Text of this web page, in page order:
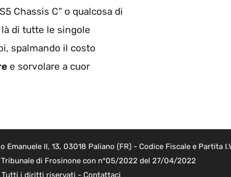
Chassis C” o qualcosa di
di tutte le singole
spalmando il costo
e sorvolare a cuor
II, 13, 03018 Paliano (FR) - Codice Fiscale e Partita
di Frosinone con n°05/2022 del 27/04/2022
i diritti riservati - Contattaci